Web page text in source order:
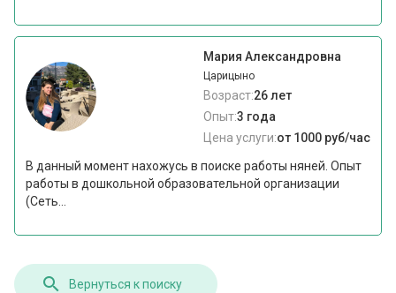
Мария Александровна
Царицыно
Возраст:26 лет
Опыт:3 года
Цена услуги:от 1000 руб/час
В данный момент нахожусь в поиске работы няней. Опыт
работы в дошкольной образовательной организации
(Сеть...
Вернуться к поиску